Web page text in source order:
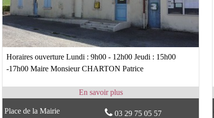
Horaires ouverture Lundi : 9h00 - 12h00 Jeudi : 15h00
-17h00 Maire Monsieur CHARTON Patrice
Place de la Mairie
03 29 75 05 57